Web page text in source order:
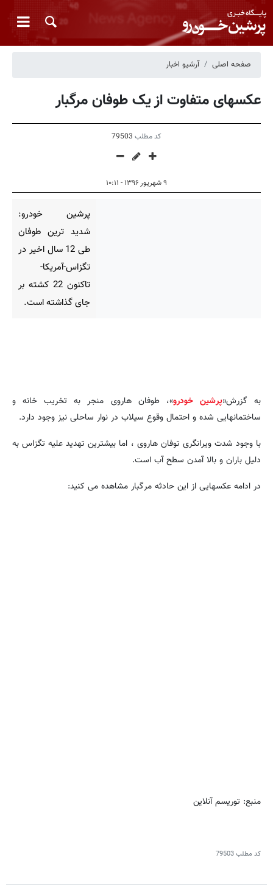
صفحه اصلی آرشیو اخبار
عکسهای متفاوت از یک طوفان مرگبار
کد مطلب 79503
۹ شهریور ۱۳۹۶ - ۱۰:۱۱
پرشین خودرو:
شدید ترین طوفان
طی 12 سال اخیر در
تگزاس-آمریکا-
تاکنون 22 کشته بر
جای گذاشته است.
به گزرش«پرشین خودرو»، طوفان هاروی منجر به تخریب خانه و
ساختمانهایی شده و احتمال وقوع سیلاب در نوار ساحلی نیز وجود دارد.
با وجود شدت ویرانگری توفان هاروی ، اما بیشترین تهدید علیه تگزاس به
دلیل باران و بالا آمدن سطح آب است.
در ادامه عکسهایی از این حادثه مرگبار مشاهده می کنید:
منبع: توریسم آنلاین
کد مطلب79503